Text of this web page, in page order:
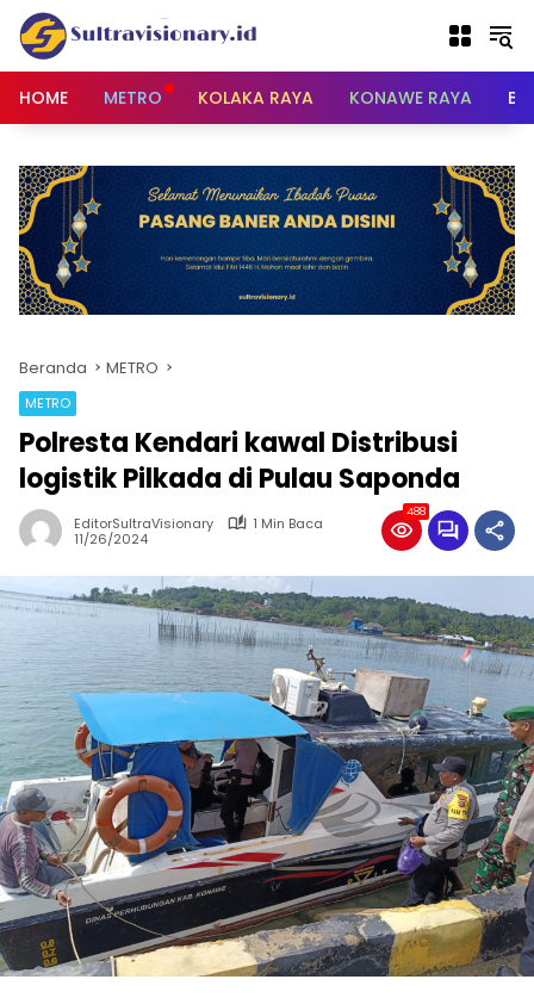
Langsung
konten
HOME
METRO KOLAKA RAYA KONAWE RAYA
Beranda METRO
METRO
Polresta Kendari kawal Distribusi
logistik Pilkada di Pulau Saponda
EditorSultraVisionary
1 Min Baca
11/26/2024
488